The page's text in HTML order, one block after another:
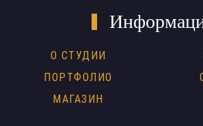
О СТУДИИ
ПОРТФОЛИО
МАГАЗИН